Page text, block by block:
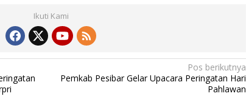
Ikuti Kami
Pos berikutnya
Pemkab Pesibar Gelar Upacara Peringatan Hari
Pahlawan